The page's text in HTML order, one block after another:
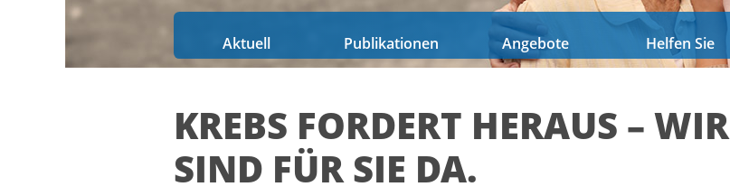
Aktuell Publikationen Angebote Helfen Sie
KREBS FORDERT HERAUS – WIR
SIND FÜR SIE DA.